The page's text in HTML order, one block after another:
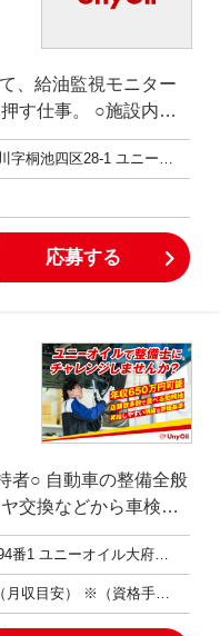
だ、達成ができた際
ドアップ！で きちん
業を拡大している当
、給油監視モニター
○施設内の
スタンド
。 ○給油方法
銭機へお金を補充し
愛知県知多郡東浦町大字緒川字桐池四区28-1 ユニーオイル東浦インターSS
応募する
者○ 自動車の整備全般
交換などから車検や
客様へお伝えし、お
お願いします。 さら
で頂き、上級整備資
愛知県大府市横根町名高山94番1 ユニーオイル大府自動車検査場
月収230,000円~400,000円（月収目安） ※（資格手当＋残業手当＋その他手当含む）＋賞与3ヶ月～5ヶ月分 ※所定時間外労働については法定通りの割増で支給します。 ※年齡・経験により考慮します その他 精皆勤手当 家族手当 資格手当（危険物乙4 5,000円、3級整備士8,000円、2級整備士20,000円、保険資格2,000円など） 役職手当（主任10,000円、店長80,000円～） 年収3,000,000円~6,500,000円 【年収例】 年収580万円／38歳 店長職 経験5年 年収350万円／25歳 経験2年